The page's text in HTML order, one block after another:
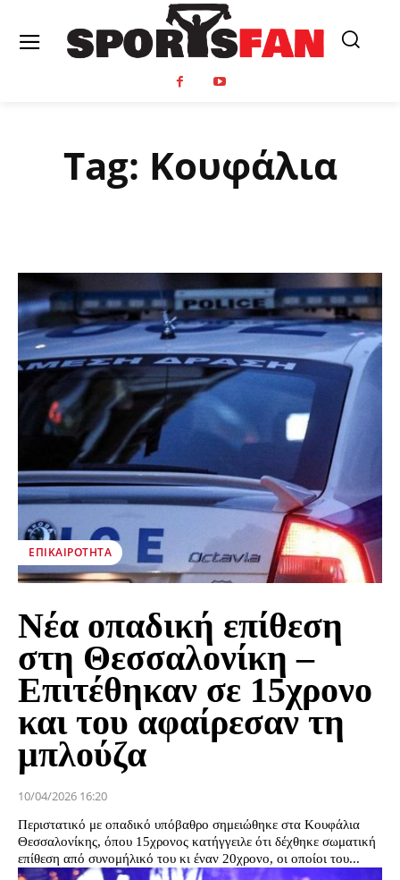
Tag: Κουφάλια
ΕΠΙΚΑΙΡΌΤΗΤΑ
Νέα οπαδική επίθεση
στη Θεσσαλονίκη –
Επιτέθηκαν σε 15χρονο
και του αφαίρεσαν τη
μπλούζα
10/04/2026 16:20
Περιστατικό με οπαδικό υπόβαθρο σημειώθηκε στα Κουφάλια
Θεσσαλονίκης, όπου 15χρονος κατήγγειλε ότι δέχθηκε σωματική
επίθεση από συνομήλικό του κι έναν 20χρονο, οι οποίοι του...